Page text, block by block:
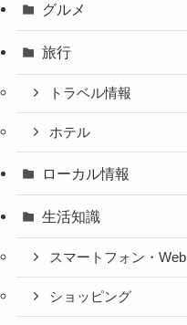
グルメ
旅行
トラベル情報
ホテル
ローカル情報
生活知識
スマートフォン・Web
ショッピング